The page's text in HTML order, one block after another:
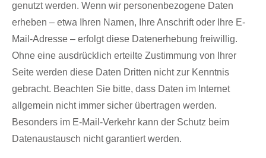
genutzt werden. Wenn wir personenbezogene Daten
erheben – etwa Ihren Namen, Ihre Anschrift oder Ihre E-
Mail-Adresse – erfolgt diese Datenerhebung freiwillig.
Ohne eine ausdrücklich erteilte Zustimmung von Ihrer
Seite werden diese Daten Dritten nicht zur Kenntnis
gebracht. Beachten Sie bitte, dass Daten im Internet
allgemein nicht immer sicher übertragen werden.
Besonders im E-Mail-Verkehr kann der Schutz beim
Datenaustausch nicht garantiert werden.